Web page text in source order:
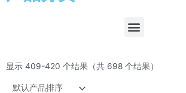
Menu
显示 409-420 个结果（共 698 个结果）